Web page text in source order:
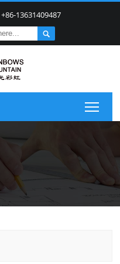
+86-13631409487
